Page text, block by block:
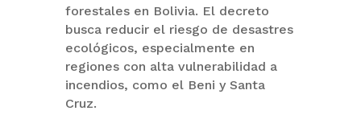
forestales en Bolivia. El decreto
busca reducir el riesgo de desastres
ecológicos, especialmente en
regiones con alta vulnerabilidad a
incendios, como el Beni y Santa
Cruz.